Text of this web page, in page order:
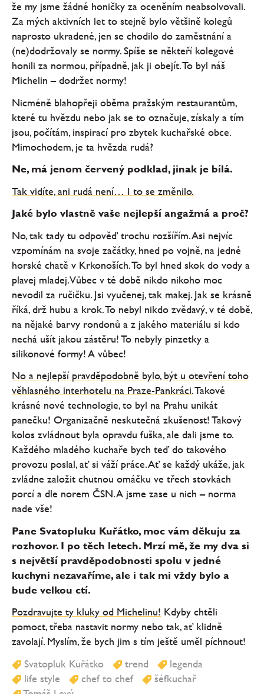
že my jsme žádné honičky za oceněním neabsolvovali.
Za mých aktivních let to stejně bylo většině kolegů
naprosto ukradené, jen se chodilo do zaměstnání a
(ne)dodržovaly se normy. Spíše se někteří kolegové
honili za normou, případně, jak ji obejít. To byl náš
Michelin – dodržet normy!
Nicméně blahopřeji oběma pražským restaurantům,
které tu hvězdu nebo jak se to označuje, získaly a tím
jsou, počítám, inspirací pro zbytek kuchařské obce.
Mimochodem, je ta hvězda rudá?
Ne, má jenom červený podklad, jinak je bílá.
Tak vidíte, ani rudá není… I to se změnilo.
Jaké bylo vlastně vaše nejlepší angažmá a proč?
No, tak tady tu odpověď trochu rozšířím. Asi nejvíc
vzpomínám na svoje začátky, hned po vojně, na jedné
horské chatě v Krkonoších. To byl hned skok do vody a
plavej mladej. Vůbec v té době nikdo nikoho moc
nevodil za ručičku. Jsi vyučenej, tak makej. Jak se krásně
říká, drž hubu a krok. To nebyl nikdo zvědavý, v té době,
na nějaké barvy rondonů a z jakého materiálu si kdo
nechá ušít jakou zástěru! To nebyly pinzetky a
silikonové formy! A vůbec!
No a nejlepší pravděpodobně bylo, být u otevření toho
věhlasného interhotelu na Praze-Pankráci.Takové
krásné nové technologie, to byl na Prahu unikát
panečku! Organizačně neskutečná zkušenost! Takový
kolos zvládnout byla opravdu fuška, ale dali jsme to.
Každého mladého kuchaře bych teď do takového
provozu poslal, ať si váží práce. Ať se každý ukáže, jak
zvládne založit chutnou omáčku ve třech stovkách
porcí a dle norem ČSN. A jsme zase u nich – norma
nade vše!
Pane Svatopluku Kuřátko, moc vám děkuju za
rozhovor. I po těch letech. Mrzí mě, že my dva si
s největší pravděpodobnosti spolu v jedné
kuchyni nezavaříme, ale i tak mi vždy bylo a
bude velkou ctí.
Pozdravujte ty kluky od Michelinu! Kdyby chtěli
pomoct, třeba nastavit normy nebo tak, ať klidně
zavolají. Myslím, že bych jim s tím ještě uměl píchnout!
Svatopluk Kuřátko
trend
legenda
life style
chef to chef
šéfkuchař